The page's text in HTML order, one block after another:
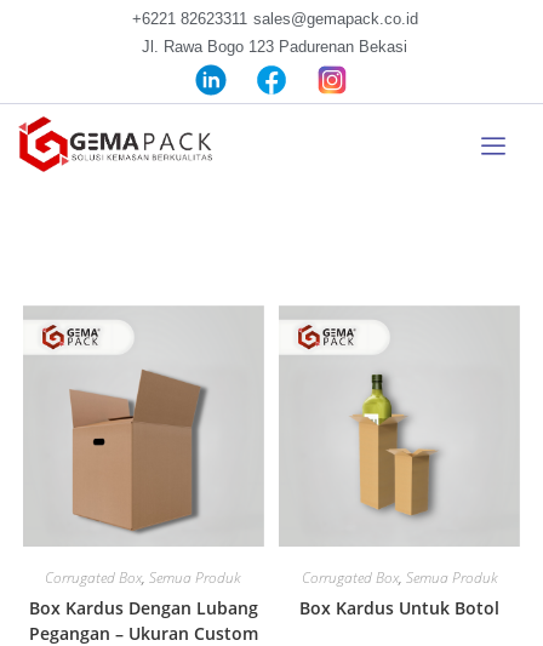
+6221 82623311 sales@gemapack.co.id
Jl. Rawa Bogo 123 Padurenan Bekasi
Corrugated Box,Semua Produk
Box Kardus Dengan Lubang
Pegangan – Ukuran Custom
Corrugated Box, Semua Produk
Box Kardus Untuk Botol